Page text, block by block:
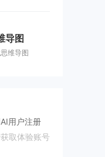
导图
维导图
用户注册
取体验账号